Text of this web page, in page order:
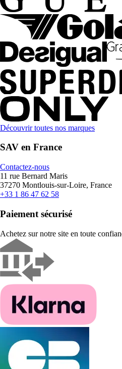
Découvrir toutes nos marques
SAV en France
Contactez-nous
11 rue Bernard Maris
37270 Montlouis-sur-Loire, France
+33 1 86 47 62 58
Paiement sécurisé
Achetez sur notre site en toute